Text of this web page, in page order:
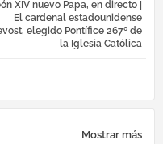
atsa
XIV nuevo Papa, en directo |
El cardenal estadounidense
elegido Pontífice 267º de
la Iglesia Católica
Mostrar más